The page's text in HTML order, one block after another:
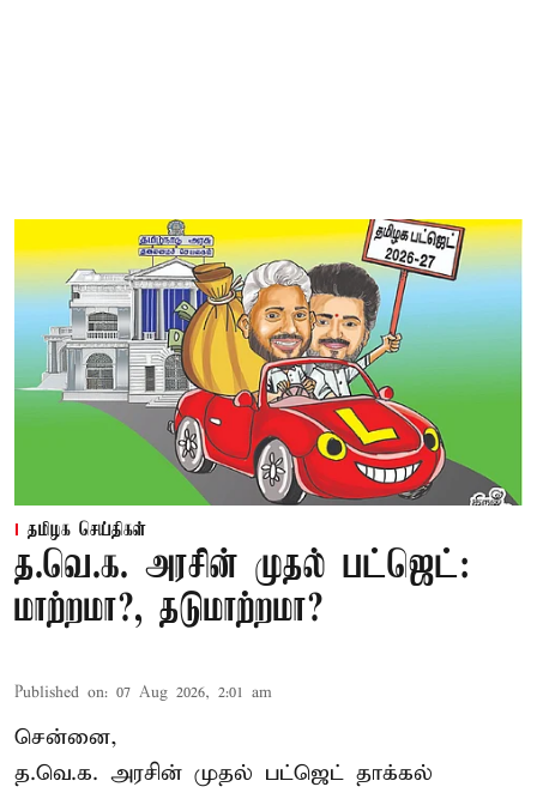
தமிழக செய்திகள்
த.வெ.க. அரசின் முதல் பட்ஜெட்:
மாற்றமா?, தடுமாற்றமா?
Published on: 07 Aug 2026, 2:01 am
சென்னை,
த.வெ.க. அரசின் முதல் பட்ஜெட் தாக்கல்